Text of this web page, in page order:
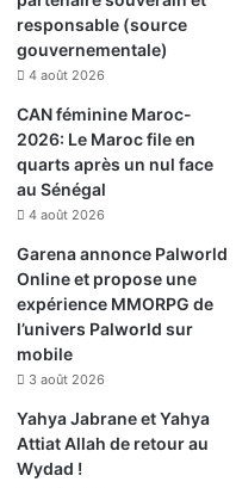
responsable (source
gouvernementale)
4 août 2026
CAN féminine Maroc-
2026: Le Maroc file en
quarts après un nul face
au Sénégal
4 août 2026
Garena annonce Palworld
Online et propose une
expérience MMORPG de
l’univers Palworld sur
mobile
3 août 2026
Yahya Jabrane et Yahya
Attiat Allah de retour au
Wydad !